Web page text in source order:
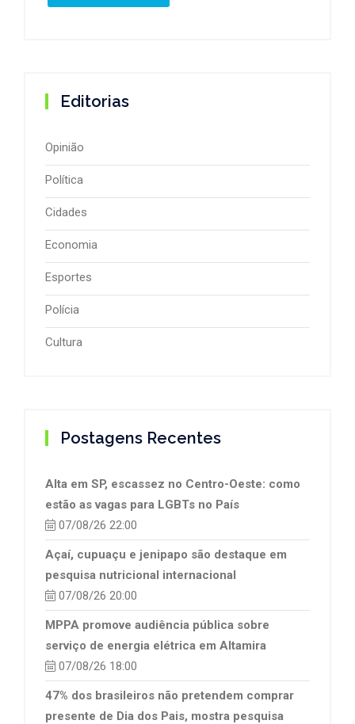
Editorias
Opinião
Política
Cidades
Economia
Esportes
Polícia
Cultura
Postagens Recentes
Alta em SP, escassez no Centro-Oeste: como
estão as vagas para LGBTs no País
07/08/26 22:00
Açaí, cupuaçu e jenipapo são destaque em
pesquisa nutricional internacional
07/08/26 20:00
MPPA promove audiência pública sobre
serviço de energia elétrica em Altamira
07/08/26 18:00
47% dos brasileiros não pretendem comprar
presente de Dia dos Pais, mostra pesquisa